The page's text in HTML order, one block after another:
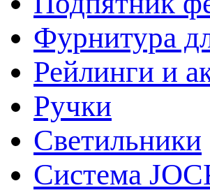
Фурнитура
Рейлинги и
Ручки
Светильники
Система